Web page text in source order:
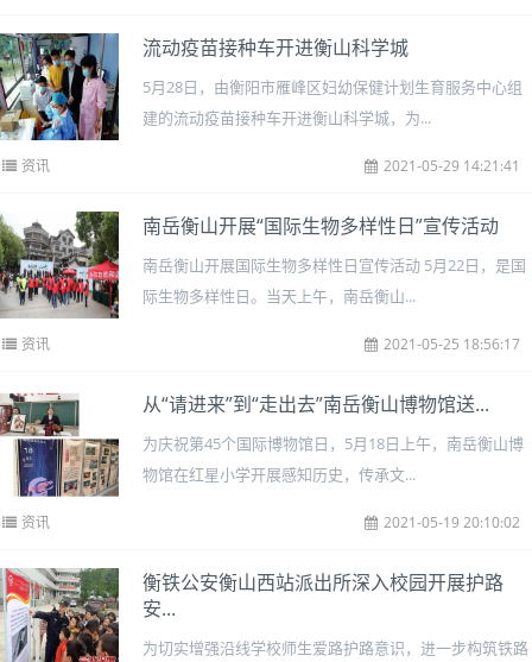
流动疫苗接种车开进衡山科学城
5月28日，由衡阳市雁峰区妇幼保健计划生育服务中心组
建的流动疫苗接种车开进衡山科学城，为...
资讯 2021-05-29 14:21:41
南岳衡山开展“国际生物多样性日”宣传活动
南岳衡山开展国际生物多样性日宣传活动 5月22日，是国
际生物多样性日。当天上午，南岳衡山...
资讯 2021-05-25 18:56:17
从“请进来”到“走出去”南岳衡山博物馆送...
为庆祝第45个国际博物馆日，5月18日上午，南岳衡山博
物馆在红星小学开展感知历史，传承文...
资讯 2021-05-19 20:10:02
衡铁公安衡山西站派出所深入校园开展护路
安...
为切实增强沿线学校师生爱路护路意识，进一步构筑铁路